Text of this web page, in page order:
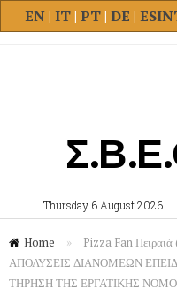
EN| IT| PT| DE | ES
Thursday 6 August 2026
Home »
Pizza Fan
ΑΠΟΛΥΣΕΙΣ ΔΙΑΝΟΜΕΩΝ
ΤΗΡΗΣΗ ΤΗΣ ΕΡΓΑΤΙΚΗΣ